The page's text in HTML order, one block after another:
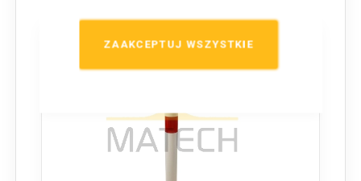
ZAAKCEPTUJ WSZYSTKIE